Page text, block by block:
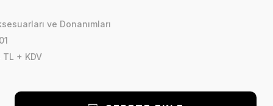
ve Donanımları
+ KDV